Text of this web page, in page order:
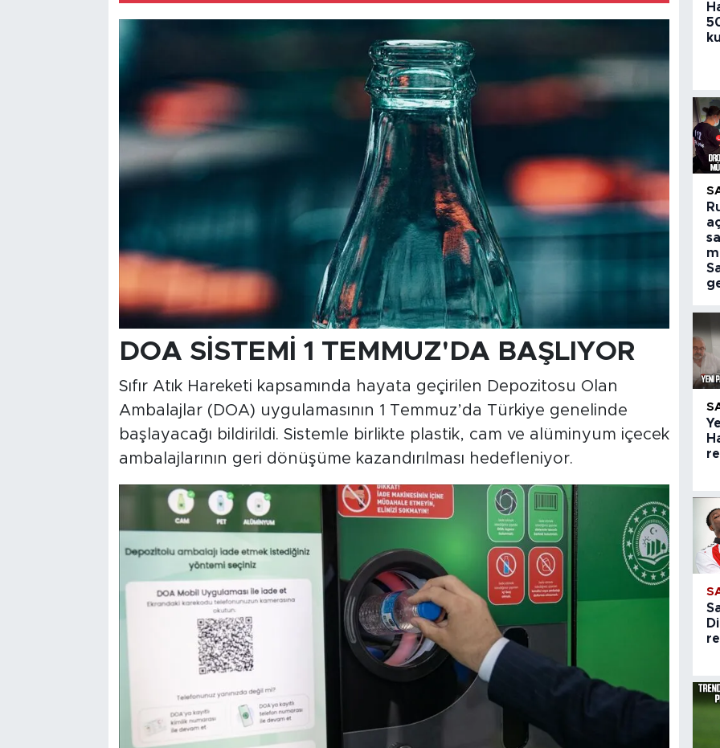
DOA SİSTEMİ 1 TEMMUZ'DA BAŞLIYOR
Sıfır Atık Hareketi kapsamında hayata geçirilen Depozitosu Olan
Ambalajlar (DOA) uygulamasının 1 Temmuz’da Türkiye genelinde
başlayacağı bildirildi. Sistemle birlikte plastik, cam ve alüminyum içecek
ambalajlarının geri dönüşüme kazandırılması hedefleniyor.